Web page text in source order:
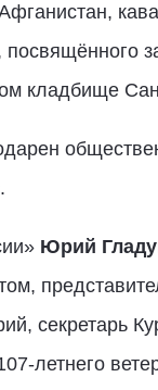
кладбище
Юрий
секретарь
летнего